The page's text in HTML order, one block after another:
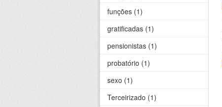
funções (1)
gratificadas (1)
pensionistas (1)
probatório (1)
sexo (1)
Terceirizado (1)